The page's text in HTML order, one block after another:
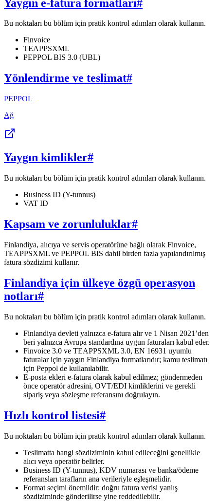
Yaygın e-fatura formatları#
Bu noktaları bu bölüm için pratik kontrol adımları olarak kullanın.
Finvoice
TEAPPSXML
PEPPOL BIS 3.0 (UBL)
Yönlendirme ve teslimat#
PEPPOL
Ağ
Yaygın kimlikler#
Bu noktaları bu bölüm için pratik kontrol adımları olarak kullanın.
Business ID (Y-tunnus)
VAT ID
Kapsam ve zorunluluklar#
Finlandiya, alıcıya ve servis operatörüne bağlı olarak Finvoice,
TEAPPSXML ve PEPPOL BIS dahil birden fazla yapılandırılmış
fatura sözdizimi kullanır.
Finlandiya için ülkeye özgü operasyon
notları#
Bu noktaları bu bölüm için pratik kontrol adımları olarak kullanın.
Finlandiya devleti yalnızca e-fatura alır ve 1 Nisan 2021’den
beri yalnızca Avrupa standardına uygun faturaları kabul eder.
Finvoice 3.0 ve TEAPPSXML 3.0, EN 16931 uyumlu
faturalar için yaygın Finlandiya formatlarıdır; kamu teslimatı
için Peppol de kullanılabilir.
E-posta ekleri e-fatura olarak kabul edilmez; göndermeden
önce operatör adresini, OVT/EDI kimliklerini ve gerekli
sipariş veya sözleşme referansını doğrulayın.
Hızlı kontrol listesi#
Bu noktaları bu bölüm için pratik kontrol adımları olarak kullanın.
Teslimatta hangi sözdiziminin kabul edileceğini genellikle
alıcı veya operatör belirler.
Business ID (Y-tunnus), KDV numarası ve banka/ödeme
referansları tarafların ana verileriyle eşleşmelidir.
Format seçimi önemlidir: doğru fatura verisi yanlış
sözdiziminde gönderilirse yine reddedilebilir.